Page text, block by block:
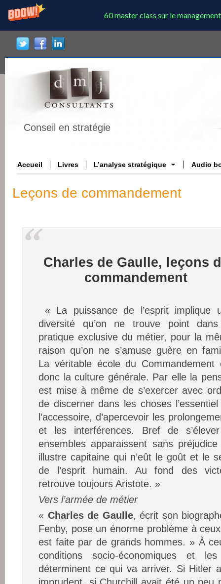
60 master class sur le
Conseil en stratégie
Accueil Livres L’analyse stratégique Audio
Leçons de commandement
Charles de Gaulle, leçons
commandement
« La puissance de l’esprit implique
diversité qu’on ne trouve point
pratique exclusive du métier, pour la
raison qu’on ne s’amuse guère en
La véritable école du Commandement
donc la culture générale. Par elle la
est mise à même de s’exercer avec
de discerner dans les choses
l’accessoire, d’apercevoir les
et les interférences. Bref de
ensembles apparaissent sans
illustre capitaine qui n’eût le goût et le
de l’esprit humain. Au fond des
retrouve toujours Aristote. »
Vers l’armée de métier
« Charles de Gaulle, écrit son
Fenby, pose un énorme problème à
est faite par de grands hommes. » À
conditions socio-économiques et
déterminent ce qui va arriver. Si Hitler